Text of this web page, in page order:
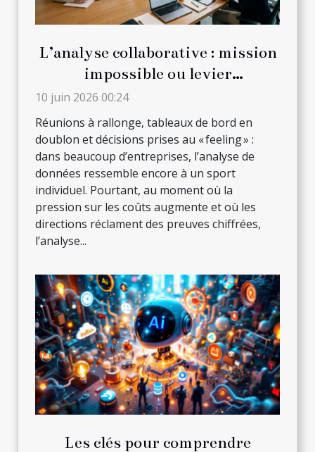
L’analyse collaborative : mission
impossible ou levier
d’innovation en entreprise ?
10 juin 2026 00:24
Réunions à rallonge, tableaux de bord en
doublon et décisions prises au « feeling » :
dans beaucoup d’entreprises, l’analyse de
données ressemble encore à un sport
individuel. Pourtant, au moment où la
pression sur les coûts augmente et où les
directions réclament des preuves chiffrées,
l’analyse...
Les clés pour comprendre